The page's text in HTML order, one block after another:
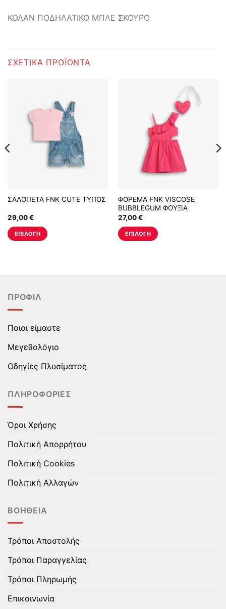
ΚΟΛΑΝ ΠΟΔΗΛΑΤΙΚΟ ΜΠΛΕ ΣΚΟΥΡΟ
ΣΧΕΤΙΚΆ ΠΡΟΪΌΝΤΑ
ΣΑΛΟΠΕΤΑ FNK CUTE ΤΥΠΟΣ
29,00€
ΕΠΙΛΟΓΉ
έχει
παραλλαγές.
Οι
μπορούν
επιλεγούν
στη
σελίδα
προϊόντος
ΦΟΡΕΜΑ FNK VISCOSE
BUBBLEGUM ΦΟΥΞΙΑ
27,00€
ΕΠΙΛΟΓΉ
έχει
ΠΡΟΦΊΛ
Ποιοι είμαστε
Μεγεθολόγιο
Οδηγίες Πλυσίματος
ΠΛΗΡΟΦΟΡΊΕΣ
Όροι Χρήσης
Πολιτική Απορρήτου
Πολιτική Cookies
Πολιτική Αλλαγών
ΒΟΉΘΕΙΑ
Τρόποι Αποστολής
Τρόποι Παραγγελίας
Τρόποι Πληρωμής
Επικοινωνία